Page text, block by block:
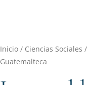
Inicio / Ciencias Sociales /
Guatemalteca
Los
pueblos